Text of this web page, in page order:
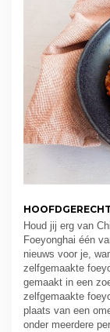
Houd jij erg van
Foeyonghai één
nieuws voor je,
zelfgemaakte
gemaakt in een
zelfgemaakte
plaats van een
onder meerdere